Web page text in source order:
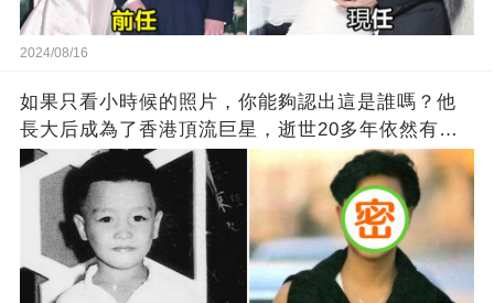
2024/08/16
如果只看小時候的照片，你能夠認出這是誰嗎？他
長大后成為了香港頂流巨星，逝世20多年依然有千
萬粉絲紀念他！